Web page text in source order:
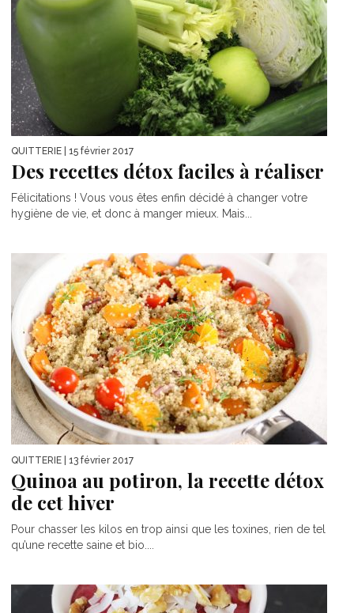
QUITTERIE | 15 février 2017
Des recettes détox faciles à réaliser
Félicitations ! Vous vous êtes enfin décidé à changer votre
hygiène de vie, et donc à manger mieux. Mais...
QUITTERIE | 13 février 2017
Quinoa au potiron, la recette détox
de cet hiver
Pour chasser les kilos en trop ainsi que les toxines, rien de tel
qu’une recette saine et bio....